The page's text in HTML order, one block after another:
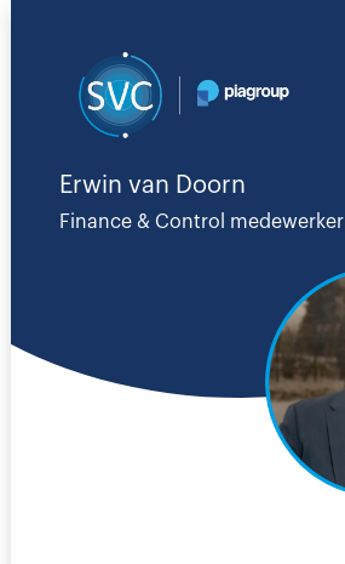
Erwin van Doorn
Finance & Control medewerker